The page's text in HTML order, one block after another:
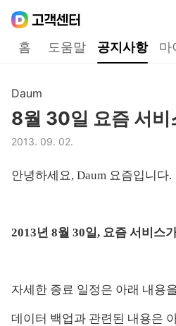
홈 도움말 공지사항 마
Daum
8월 30일 요즘 서비
2013. 09. 02.
안녕하세요, Daum 요즘입니다.
2013년 8월 30일, 요즘 서비스
자세한 종료 일정은 아래 내용
데이터 백업과 관련된 내용은